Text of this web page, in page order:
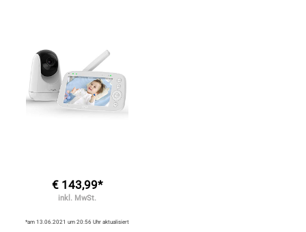
€ 143,99*
inkl. MwSt.
*am 13.06.2021 um 20:56 Uhr aktualisiert